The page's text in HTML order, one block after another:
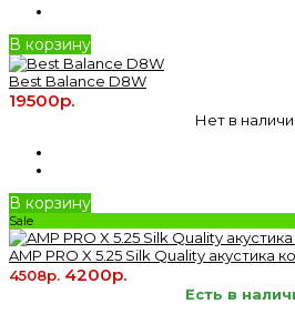
В корзину
Best Balance D8W
19500р.
Нет в
В корзину
Sale
AMP PRO X 5.25 Silk Quality акустика
4508р. 4200р.
Есть в